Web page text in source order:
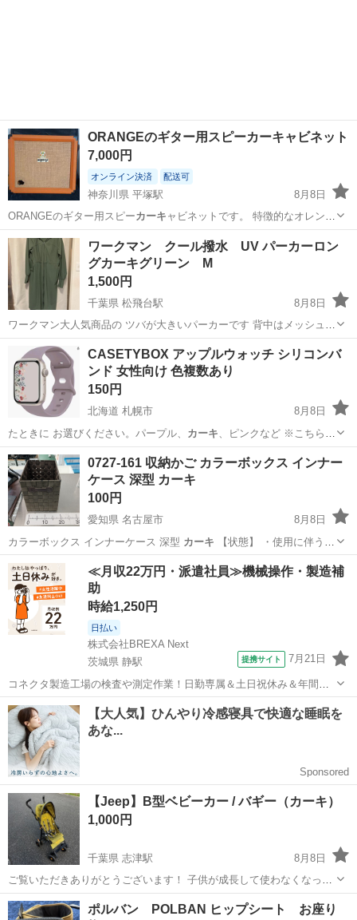
ORANGEのギター用スピーカーキャビネット
7,000円
オンライン決済 配送可
神奈川県 平塚駅
8月8日
ORANGEのギター用スピーカーキ ャビネットです。 特徴的なオレンジ
色の…
神奈川 平塚市 平塚駅 アンプ
ワークマン クール撥水 UV パーカーロン
グカーキグリーン M
1,500円
千葉県 松飛台駅
8月8日
ワークマン大人気商品の ツバが大きいパーカーです 背中はメッシュに
なっています 2回近所の買い物で数分着用 汚れ無し 自転車の時用に購
入しましたが バスが多くなった為 接触冷感 UVカット(upf50＋) 撥水
Mサイ...
千葉 松戸市 ワークマン
CASETYBOX アップルウォッチ シリコンバ
ンド 女性向け 色複数あり
150円
北海道 札幌市
8月8日
たときに お選びください。パープル、 カーキ 、ピンクなど ※こちらの
商品は評…
北海道 札幌市 アクセサリー アップルウォッチ
0727-161 収納かご カラーボックス インナー
ケース 深型 カーキ
100円
愛知県 名古屋市
8月8日
カラーボックス インナーケース 深型 カーキ
多…
愛知 名古屋市 収納家具 カーキ
≪月収22万円・派遣社員≫機械操作・製造補
助
時給1,250円
日払い
株式会社BREXA Next
茨城県 静駅
提携サイト 7月21日
コネクタ製造工場の検査や測定作業！日勤専属＆土日祝休み＆年間休
日128日★クリーンルーム内作業★マイカー通勤OK＆無料駐車場あり
★就業先食堂利用可！日払い制度あり！《茨城県常陸大宮市》 人気の
工場のお仕事 ◇コネクタ製造工...
茨城 常陸大宮市 静駅 その他
【Jeep】B型ベビーカー / バギー（カーキ）
1,000円
千葉県 志津駅
8月8日
ご覧いただきありがとうございます！ 子供が成長して使わなくなった
ため、お使いいただける方にお譲りします。 人気ブランド「Jeep」の
B型ベビーカー（バギー）です。 【商品の状態】 使用感: それなりに
千葉 佐倉市 志津駅 ベビー用品
ポルバン POLBAN ヒップシート お座り